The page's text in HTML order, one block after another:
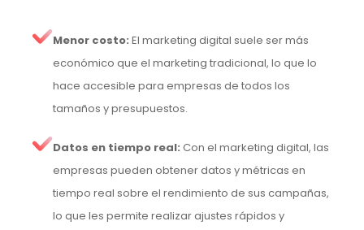
Menor costo: El marketing digital suele ser más
económico que el marketing tradicional, lo que lo
hace accesible para empresas de todos los
tamaños y presupuestos.
Datos en tiempo real: Con el marketing digital, las
empresas pueden obtener datos y métricas en
tiempo real sobre el rendimiento de sus campañas,
lo que les permite realizar ajustes rápidos y